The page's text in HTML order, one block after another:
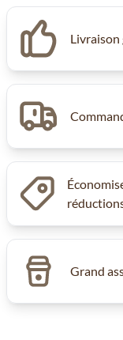
Livraison
Grand